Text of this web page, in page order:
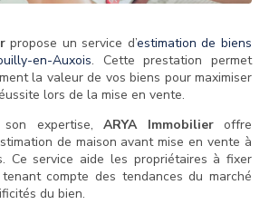
propose un service d’estimation de biens
en-Auxois. Cette prestation permet
la valeur de vos biens pour maximiser
lors de la mise en vente.
expertise, ARYA Immobilieroffre
de maison avant mise en vente à
Ce service aide les propriétaires à fixer
compte des tendances du marché
du bien.